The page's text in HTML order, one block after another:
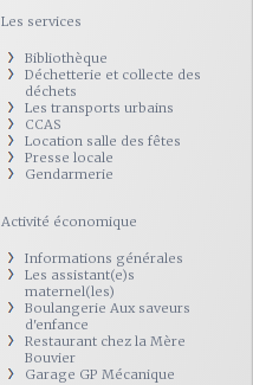
Les services
Bibliothèque
Déchetterie et collecte des
déchets
Les transports urbains
CCAS
Location salle des fêtes
Presse locale
Gendarmerie
Activité économique
Informations générales
Les assistant(e)s
maternel(les)
Boulangerie Aux saveurs
d'enfance
Restaurant chez la Mère
Bouvier
Garage GP Mécanique